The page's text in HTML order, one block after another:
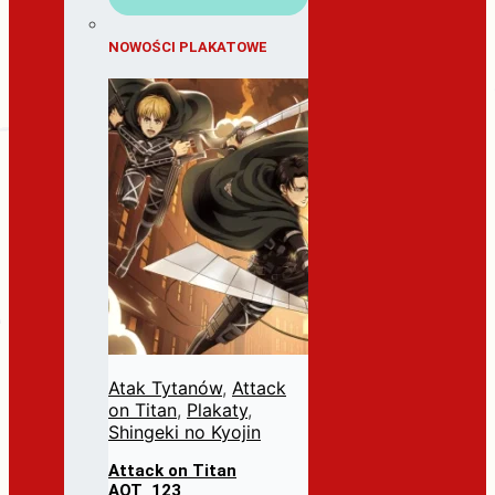
NOWOŚCI PLAKATOWE
Atak Tytanów, Attack
on Titan, Plakaty,
Shingeki no Kyojin
Attack on Titan
AOT_123